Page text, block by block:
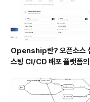
Openship란? 오픈소스
스팅 CI/CD 배포 플랫폼의